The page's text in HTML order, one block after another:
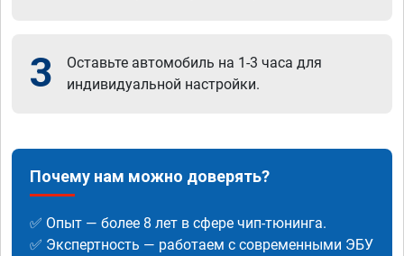
3
Оставьте автомобиль на 1-3 часа для
индивидуальной настройки.
Почему нам можно доверять?
✅ Опыт — более 8 лет в сфере чип-тюнинга.
✅ Экспертность — работаем с современными ЭБУ